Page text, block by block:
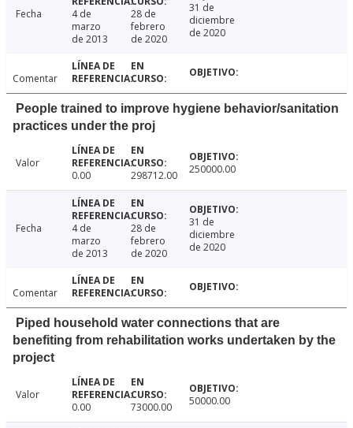
Fecha
4 de
marzo
de 2013
28 de
febrero
de 2020
31 de
diciembre
de 2020
Comentar
People trained to improve hygiene behavior/sanitation
practices under the proj
Valor
0.00
298712.00 250000.00
Fecha
4 de
marzo
de 2013
28 de
febrero
de 2020
31 de
diciembre
de 2020
Comentar
Piped household water connections that are
benefiting from rehabilitation works undertaken by the
project
Valor
0.00
73000.00 50000.00